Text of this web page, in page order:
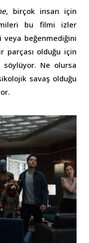
, birçok insan için
bu filmi izler
veya beğenmediğini
parçası olduğu için
söylüyor. Ne olursa
savaş olduğu